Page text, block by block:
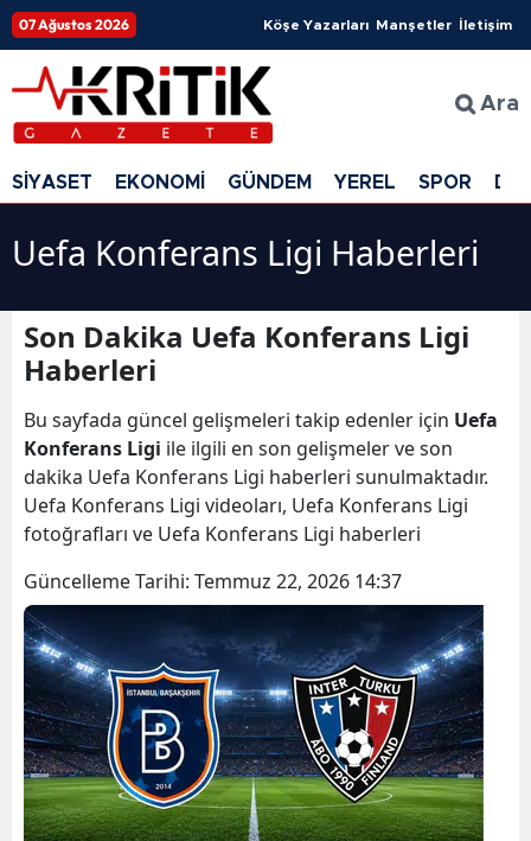
07 Ağustos 2026 Köşe Yazarları Manşetler İletişim
Ara
SİYASET EKONOMİ GÜNDEM YEREL SPOR
Uefa Konferans Ligi Haberleri
Son Dakika Uefa Konferans Ligi
Haberleri
Bu sayfada güncel gelişmeleri takip edenler için Uefa
Konferans Ligi ile ilgili en son gelişmeler ve son
dakika Uefa Konferans Ligi haberleri sunulmaktadır.
Uefa Konferans Ligi videoları, Uefa Konferans Ligi
fotoğrafları ve Uefa Konferans Ligi haberleri
Güncelleme Tarihi: Temmuz 22, 2026 14:37